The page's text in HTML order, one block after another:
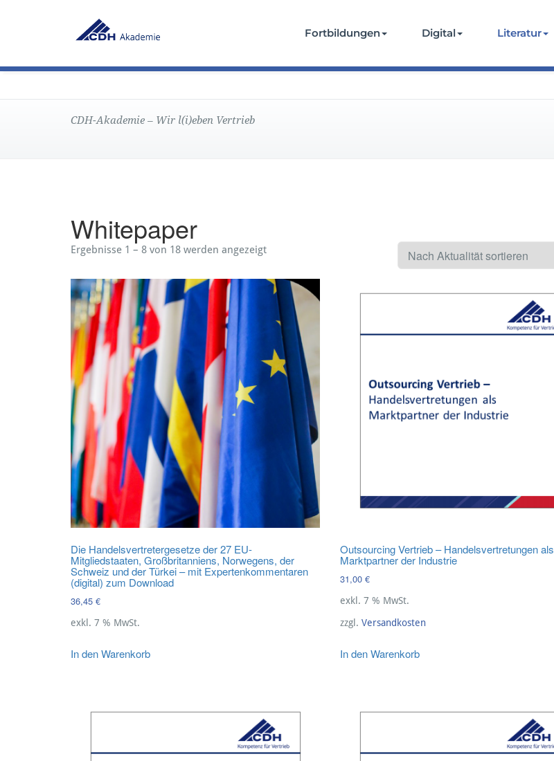
Fortbildungen Digital Literatur
CDH-Akademie – Wir l(i)eben Vertrieb
Whitepaper
Ergebnisse 1 – 8 von 18 werden angezeigt
Die Handelsvertretergesetze der 27 EU-
Mitgliedstaaten, Großbritanniens, Norwegens, der
Schweiz und der Türkei – mit Expertenkommentaren
(digital) zum Download
36,45 €
exkl. 7 % MwSt.
In den Warenkorb
Outsourcing Vertrieb – Handelsvertretungen als
Marktpartner der Industrie
31,00 €
exkl. 7 % MwSt.
zzgl. Versandkosten
In den Warenkorb